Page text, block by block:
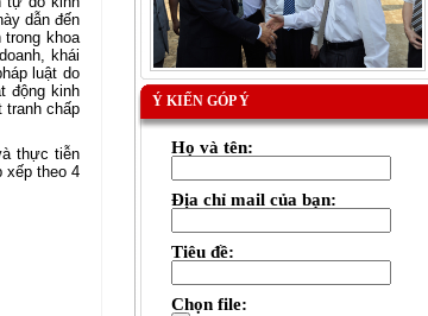
dẫn đến
khoa
khái
luật do
động kinh
tranh chấp
thực tiễn
xếp theo 4
Ý KIẾN GÓP Ý
Họ và tên:
Địa chỉ mail của bạn:
Tiêu đề:
Chọn file: